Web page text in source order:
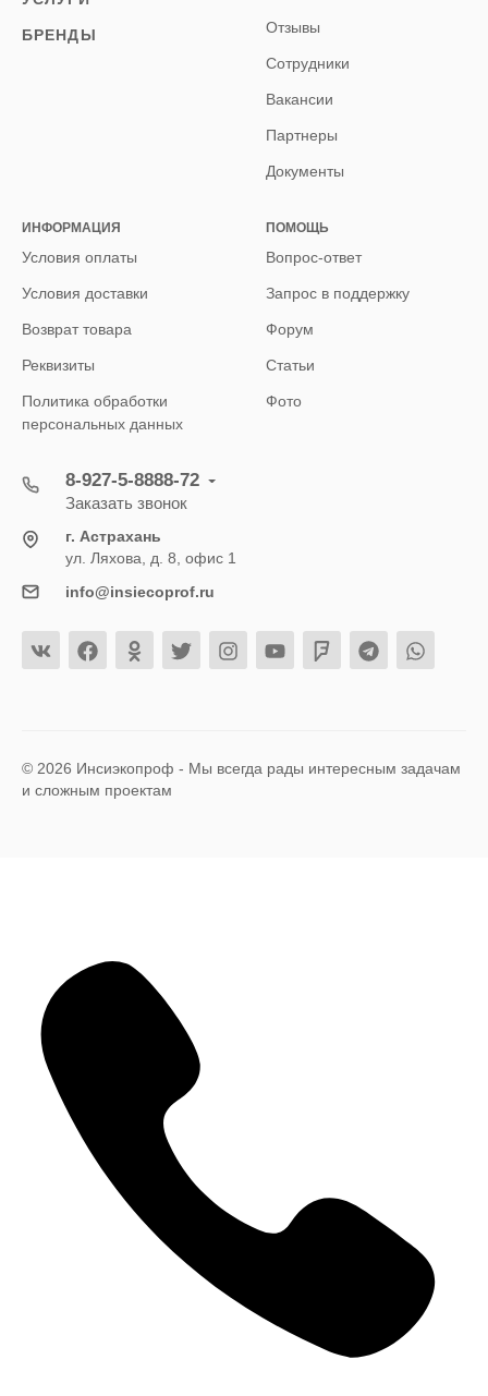
БРЕНДЫ Отзывы
Сотрудники
Вакансии
Партнеры
Документы
ИНФОРМАЦИЯ
Условия оплаты
Условия доставки
Возврат товара
Реквизиты
Политика обработки
персональных данных
ПОМОЩЬ
Вопрос-ответ
Запрос в поддержку
Форум
Статьи
Фото
8-927-5-8888-72
Заказать звонок
г. Астрахань
ул. Ляхова, д. 8, офис 1
info@insiecoprof.ru
© 2026 Инсиэкопроф - Мы всегда рады интересным задачам
и сложным проектам